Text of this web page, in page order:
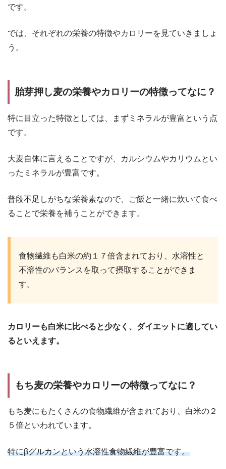
です。
では、それぞれの栄養の特徴やカロリーを見ていきましょ
う。
胎芽押し麦の栄養やカロリーの特徴ってなに？
特に目立った特徴としては、まずミネラルが豊富という点
です。
大麦自体に言えることですが、カルシウムやカリウムとい
ったミネラルが豊富です。
普段不足しがちな栄養素なので、ご飯と一緒に炊いて食べ
ることで栄養を補うことができます。
食物繊維も白米の約１７倍含まれており、水溶性と
不溶性のバランスを取って摂取することができま
す。
カロリーも白米に比べると少なく、ダイエットに適してい
るといえます。
もち麦の栄養やカロリーの特徴ってなに？
もち麦にもたくさんの食物繊維が含まれており、白米の２
５倍といわれています。
特にβグルカンという水溶性食物繊維が豊富です。